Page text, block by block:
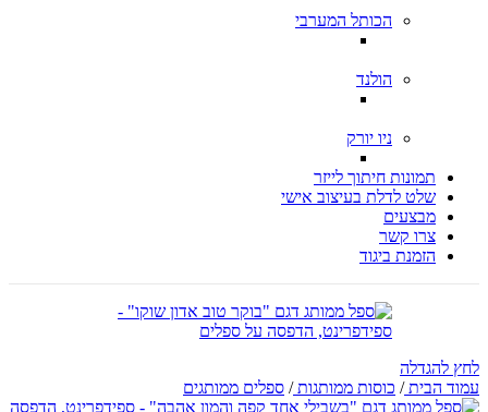
הכותל המערבי
הולנד
ניו יורק
תמונות חיתוך לייזר
שלט לדלת בעיצוב אישי
מבצעים
צרו קשר
הזמנת ביגוד
לחץ להגדלה
עמוד הבית/ כוסות ממותגות/ ספלים ממותגים